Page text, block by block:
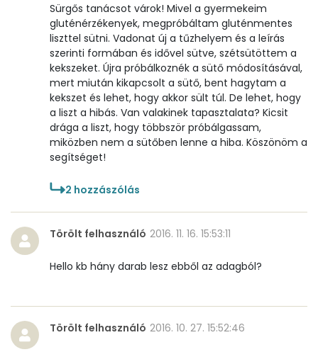
Likopin
0 micro
Lut-zea
11 micro
Összesen 878 kcal
Sürgős tanácsot várok! Mivel a gyermekeim
gluténérzékenyek, megpróbáltam gluténmentes
liszttel sütni. Vadonat új a tűzhelyem és a leírás
szerinti formában és idővel sütve, szétsütöttem a
kekszeket. Újra próbálkoznék a sütő módosításával,
mert miután kikapcsolt a sütő, bent hagytam a
kekszet és lehet, hogy akkor sült túl. De lehet, hogy
a liszt a hibás. Van valakinek tapasztalata? Kicsit
drága a liszt, hogy többször próbálgassam,
miközben nem a sütőben lenne a hiba. Köszönöm a
segítséget!
2 hozzászólás
Törölt felhasználó 2016. 11. 16. 15:53:11
Hello kb hány darab lesz ebből az adagból?
Törölt felhasználó 2016. 10. 27. 15:52:46